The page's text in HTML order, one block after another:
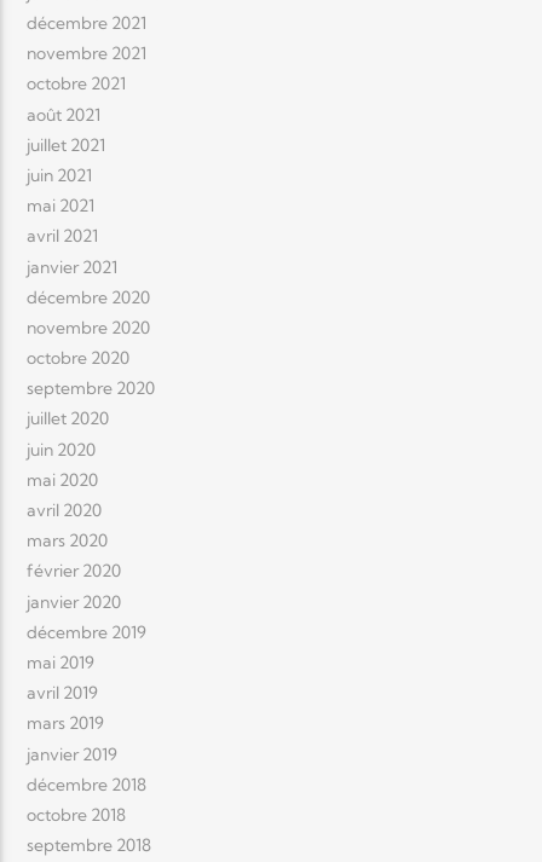
décembre 2021
novembre 2021
octobre 2021
août 2021
juillet 2021
juin 2021
mai 2021
avril 2021
janvier 2021
décembre 2020
novembre 2020
octobre 2020
septembre 2020
juillet 2020
juin 2020
mai 2020
avril 2020
mars 2020
février 2020
janvier 2020
décembre 2019
mai 2019
avril 2019
mars 2019
janvier 2019
décembre 2018
octobre 2018
septembre 2018